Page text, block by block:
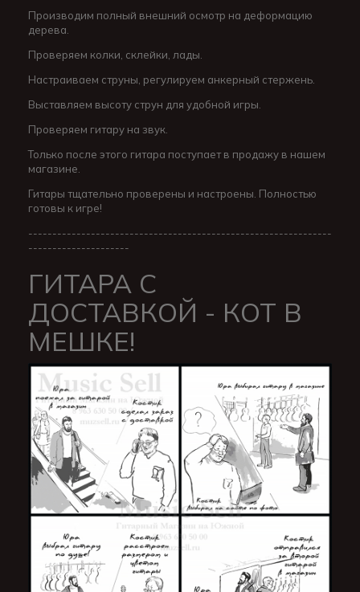
Производим полный внешний осмотр на деформацию
дерева.
Проверяем колки, склейки, лады.
Настраиваем струны, регулируем анкерный стержень.
Выставляем высоту струн для удобной игры.
Проверяем гитару на звук.
Только после этого гитара поступает в продажу в нашем
магазине.
Гитары тщательно проверены и настроены. Полностью
готовы к игре!
---------------------------------------------------------------
---------------------
ГИТАРА С
ДОСТАВКОЙ - КОТ В
МЕШКЕ!